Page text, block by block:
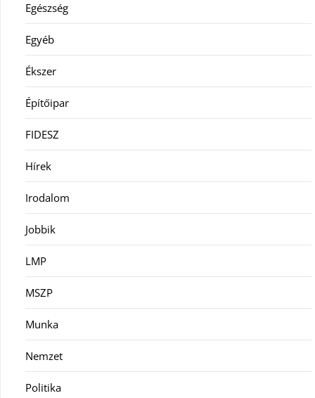
Egészség
Egyéb
Ékszer
Építőipar
FIDESZ
Hírek
Irodalom
Jobbik
LMP
MSZP
Munka
Nemzet
Politika